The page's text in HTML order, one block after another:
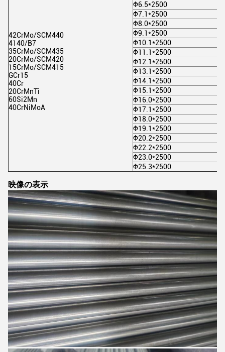
42CrMo/SCM440
4140/B7
35CrMo/SCM435
20CrMo/SCM420
15CrMo/SCM415
GCr15
40Cr
20CrMnTi
60Si2Mn
40CrNiMoA
Φ6.5*2500
Φ7.1*2500
Φ8.0*2500
Φ9.1*2500
Φ10.1*2500
Φ11.1*2500
Φ12.1*2500
Φ13.1*2500
Φ14.1*2500
Φ15.1*2500
Φ16.0*2500
Φ17.1*2500
Φ18.0*2500
Φ19.1*2500
Φ20.2*2500
Φ22.2*2500
Φ23.0*2500
Φ25.3*2500
映像の表示